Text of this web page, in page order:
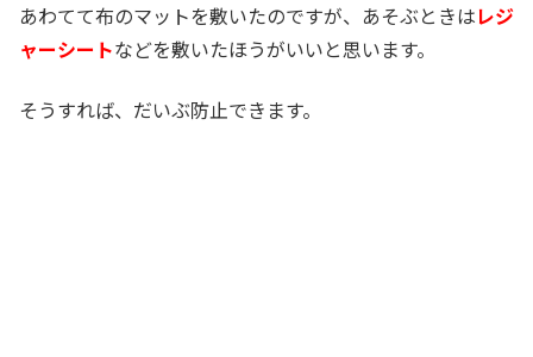
あわてて布のマットを敷いたのですが、あそぶときはレジ
ャーシートなどを敷いたほうがいいと思います。
そうすれば、だいぶ防止できます。